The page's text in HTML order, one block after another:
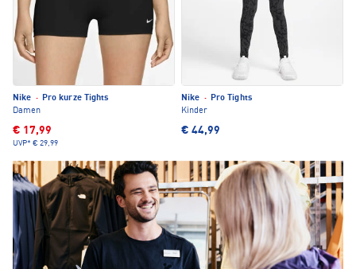
Nike ·
Pro kurze Tights
Damen
€ 17,99
UVP* € 29,99
Nike ·
Pro Tights
Kinder
€ 44,99